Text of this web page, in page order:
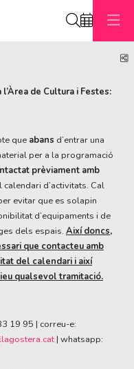
de Cultura i Festes:
que abans d’entrar una
per a la programació
prèviament amb
d’activitats. Cal
evitar que es solapin
d’equipaments i de
dels espais. Així doncs,
que contacteu amb
del calendari i així
qualsevol tramitació.
19 95 | correu-e:
| whatsapp: